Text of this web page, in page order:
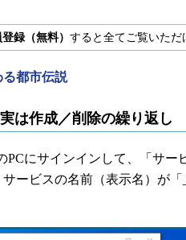
録（無料） すると全てご覧いただ
都市伝説
は作成／削除の繰り返し
PCにサインインして、「サー
ービスの名前（表示名）が「